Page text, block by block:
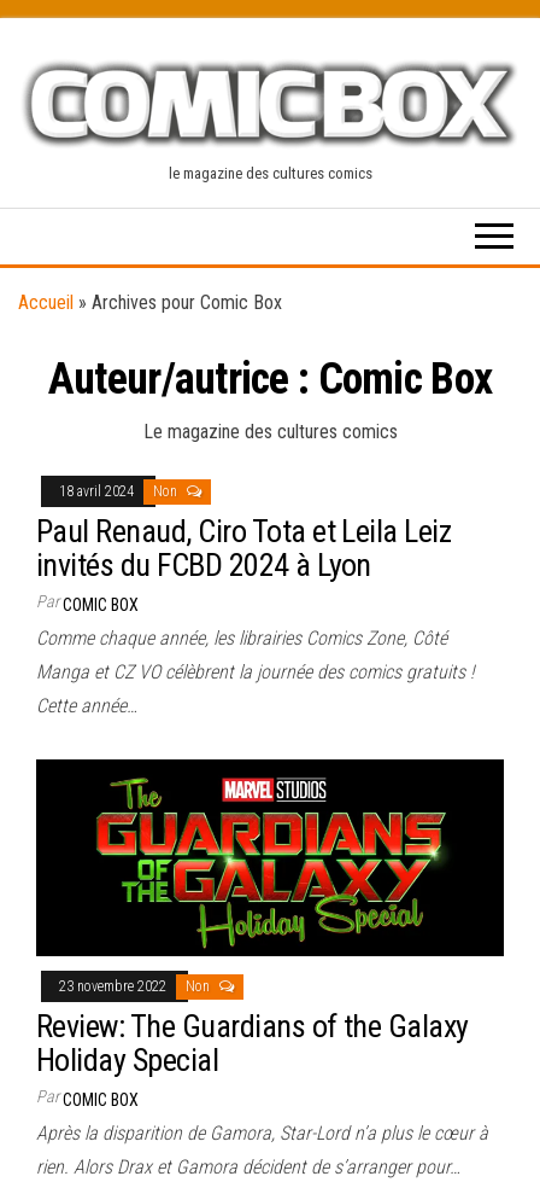
content
le magazine des cultures comics
Accueil » Archives pour Comic Box
Auteur/autrice : Comic Box
Le magazine des cultures comics
18 avril 2024 Non
Paul Renaud, Ciro Tota et Leila Leiz
invités du FCBD 2024 à Lyon
ParCOMIC BOX
Comme chaque année, les librairies Comics Zone, Côté
Manga et CZ VO célèbrent la journée des comics gratuits !
Cette année…
23 novembre 2022 Non
Review: The Guardians of the Galaxy
Holiday Special
ParCOMIC BOX
Après la disparition de Gamora, Star-Lord n’a plus le cœur à
rien. Alors Drax et Gamora décident de s’arranger pour…